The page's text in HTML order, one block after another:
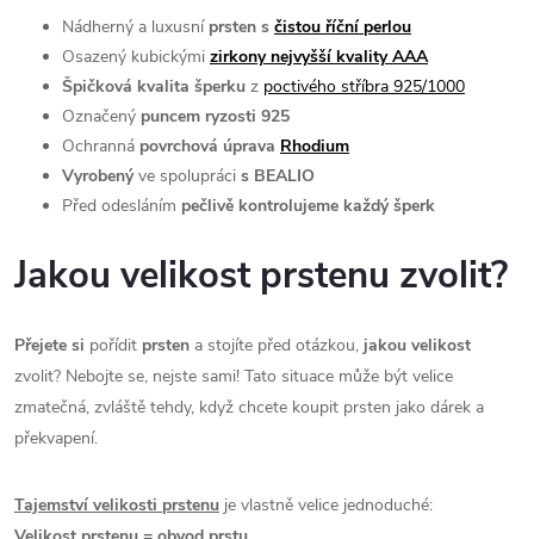
Nádherný a luxusní prsten s čistou říční perlou
Osazený kubickými zirkony nejvyšší kvality AAA
Špičková kvalita šperku z poctivého stříbra 925/1000
Označený puncem ryzosti 925
Ochranná povrchová úprava Rhodium
Vyrobenýve spolupráci s BEALIO
Před odesláním pečlivě kontrolujeme každý šperk
Jakou velikost prstenu zvolit?
Přejete si pořídit prsten a stojíte před otázkou, jakou velikost
zvolit? Nebojte se, nejste sami! Tato situace může být velice
zmatečná, zvláště tehdy, když chcete koupit prsten jako dárek a
překvapení.
Tajemství velikosti prstenu je vlastně velice jednoduché: